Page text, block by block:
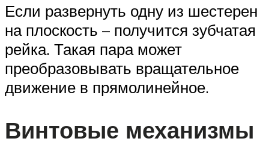
Если развернуть одну из шестерен
на плоскость – получится зубчатая
рейка. Такая пара может
преобразовывать вращательное
движение в прямолинейное.
Винтовые механизмы